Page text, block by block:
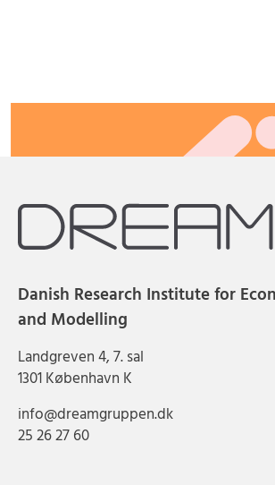
Danish Research Institute for
and Modelling
Landgreven 4, 7. sal
1301 København K
info@dreamgruppen.dk
25 26 27 60